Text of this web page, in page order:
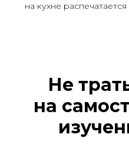
на кухне
Не
на